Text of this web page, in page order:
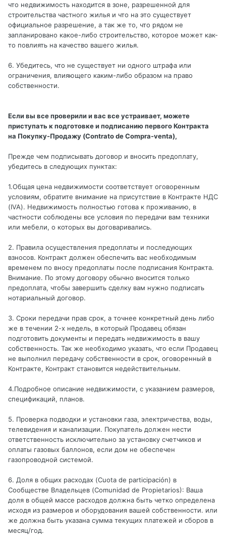
что недвижимость находится в зоне, разрешенной для
строительства частного жилья и что на это существует
официальное разрешение, а так же то, что рядом не
запланировано какое-либо строительство, которое может как-
то повлиять на качество вашего жилья.
6. Убедитесь, что не существует ни одного штрафа или
ограничения, влияющего каким-либо образом на право
собственности.
Если вы все проверили и вас все устраивает, можете
приступать к подготовке и подписанию первого Контракта
на Покупку-Продажу (Contrato de Compra-venta),
Прежде чем подписывать договор и вносить предоплату,
убедитесь в следующих пунктах:
1.Общая цена недвижимости соответствует оговоренным
условиям, обратите внимание на присутствие в Контракте НДС
(IVA). Недвижимость полностью готова к проживанию, в
частности соблюдены все условия по передачи вам техники
или мебели, о которых вы договаривались.
2. Правила осуществления предоплаты и последующих
взносов. Контракт должен обеспечить вас необходимым
временем по вносу предоплаты после подписания Контракта.
Внимание. По этому договору обычно вносится только
предоплата, чтобы завершить сделку вам нужно подписать
нотариальный договор.
3. Сроки передачи прав срок, а точнее конкретный день либо
же в течении 2-х недель, в который Продавец обязан
подготовить документы и передать недвижимость в вашу
собственность. Так же необходимо указать, что если Продавец
не выполнил передачу собственности в срок, оговоренный в
Контракте, Контракт становится недействительным.
4.Подробное описание недвижимости, с указанием размеров,
спецификаций, планов.
5. Проверка подводки и установки газа, электричества, воды,
телевидения и канализации. Покупатель должен нести
ответственность исключительно за установку счетчиков и
оплаты газовых баллонов, если дом не обеспечен
газопроводной системой.
6. Доля в общих расходах (Cuota de participación) в
Сообществе Владельцев (Comunidad de Propietarios): Ваша
доля в общей массе расходов должна быть четко определена
исходя из размеров и оборудования вашей собственности. или
же должна быть указана сумма текущих платежей и сборов в
месяц/год.